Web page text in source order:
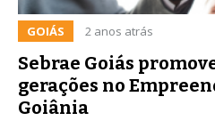
GOIÁS 2 anos atrás
Sebrae Goiás
gerações no
Goiânia